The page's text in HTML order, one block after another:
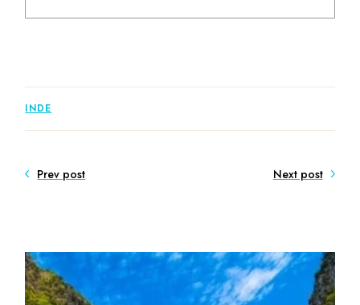
INDE
Prev post Next post